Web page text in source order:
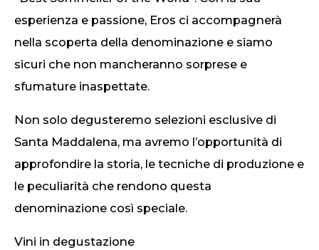
esperienza e passione, Eros ci accompagnerà
nella scoperta della denominazione e siamo
sicuri che non mancheranno sorprese e
sfumature inaspettate.
Non solo degusteremo selezioni esclusive di
Santa Maddalena, ma avremo l’opportunità di
approfondire la storia, le tecniche di produzione e
le peculiarità che rendono questa
denominazione così speciale.
Vini in degustazione